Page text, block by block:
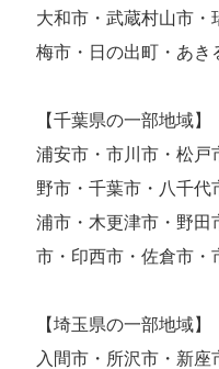
大和市・武蔵村山市・
梅市・日の出町・あき
【千葉県の一部地域】
浦安市・市川市・松戸
野市・千葉市・八千代
浦市・木更津市・野田
市・印西市・佐倉市・
【埼玉県の一部地域】
入間市・所沢市・新座